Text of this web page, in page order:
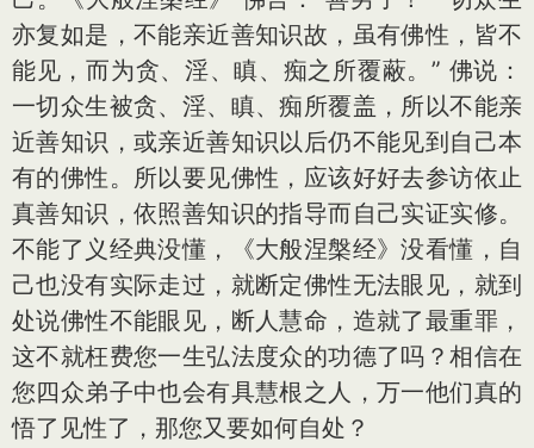
亦复如是，不能亲近善知识故，虽有佛性，皆不
能见，而为贪、淫、瞋、痴之所覆蔽。” 佛说：
一切众生被贪、淫、瞋、痴所覆盖，所以不能亲
近善知识，或亲近善知识以后仍不能见到自己本
有的佛性。所以要见佛性，应该好好去参访依止
真善知识，依照善知识的指导而自己实证实修。
不能了义经典没懂，《大般涅槃经》没看懂，自
己也没有实际走过，就断定佛性无法眼见，就到
处说佛性不能眼见，断人慧命，造就了最重罪，
这不就枉费您一生弘法度众的功德了吗？相信在
您四众弟子中也会有具慧根之人，万一他们真的
悟了见性了，那您又要如何自处？